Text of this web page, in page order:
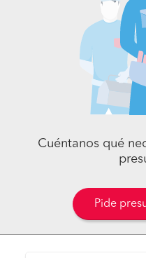
Cuéntanos qué
Pide